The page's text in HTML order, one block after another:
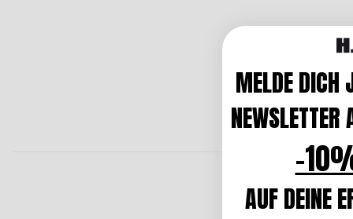
MELDE DICH
NEWSLETTER
-
AUF DEINE